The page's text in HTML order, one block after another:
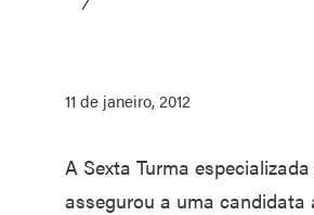
11 de janeiro, 2012
A Sexta Turma
assegurou a uma candidata